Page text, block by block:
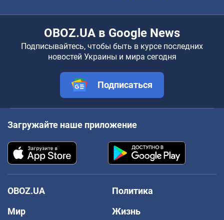
OBOZ.UA в Google News
Подписывайтесь, чтобы быть в курсе последних
новостей Украины и мира сегодня
Подписаться
Загружайте наше приложение
OBOZ.UA
Политика
Мир
Жизнь